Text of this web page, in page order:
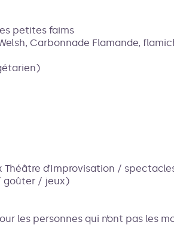
petites faims
Carbonnade Flamande,
d’Improvisation /
goûter / jeux)
les personnes qui n’ont pas les